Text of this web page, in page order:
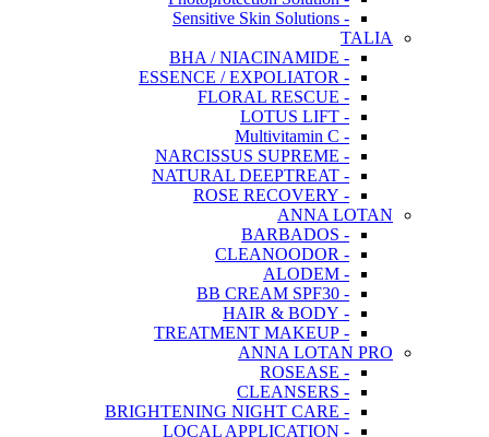
- Sensitive Skin Solutions
TALIA
- BHA / NIACINAMIDE
- ESSENCE / EXPOLIATOR
- FLORAL RESCUE
- LOTUS LIFT
- Multivitamin C
- NARCISSUS SUPREME
- NATURAL DEEPTREAT
- ROSE RECOVERY
ANNA LOTAN
- BARBADOS
- CLEANOODOR
- ALODEM
- BB CREAM SPF30
- HAIR & BODY
- TREATMENT MAKEUP
ANNA LOTAN PRO
- ROSEASE
- CLEANSERS
- BRIGHTENING NIGHT CARE
- LOCAL APPLICATION